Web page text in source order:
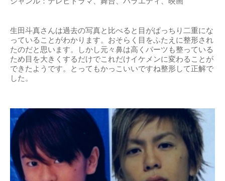
生田斗真さんは過去の写真と比べると目がぱっちり二重にな
っていることがわかります。おそらく目をふたえに整形され
たのだと思います。しかし元々鼻は高くパーツも整っている
ため目を大きくするだけでこれだけイケメンに変わることが
できたようです。とってもかっこいいですね整形して正解で
した。